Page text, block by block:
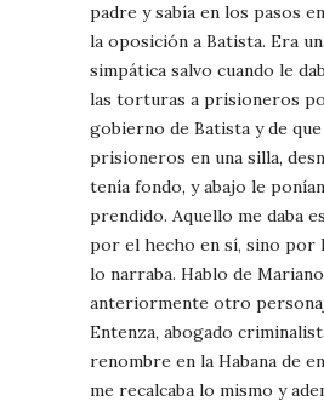
padre y sabía en los pasos
la oposición a Batista. Era
simpática salvo cuando le
las torturas a prisioneros
gobierno de Batista y de
prisioneros en una silla,
tenía fondo, y abajo le
prendido. Aquello me daba
por el hecho en sí, sino por
lo narraba. Hablo de
anteriormente otro
Entenza, abogado
renombre en la Habana de
me recalcaba lo mismo y